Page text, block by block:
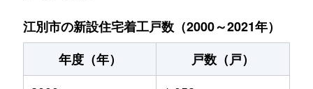
江別市の新設住宅着工戸数（2000～2021年）
年度（年）
戸数（戸）